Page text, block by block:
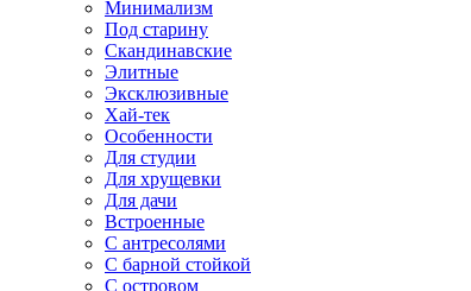
Минимализм
Под старину
Скандинавские
Элитные
Эксклюзивные
Хай-тек
Особенности
Для студии
Для хрущевки
Для дачи
Встроенные
С антресолями
С барной стойкой
С островом